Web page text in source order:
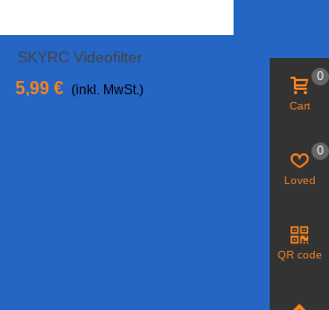
In Den Warenkorb
SKYRC Videofilter
5,99 € (inkl. MwSt.)
Cart
0
Loved
0
QR code